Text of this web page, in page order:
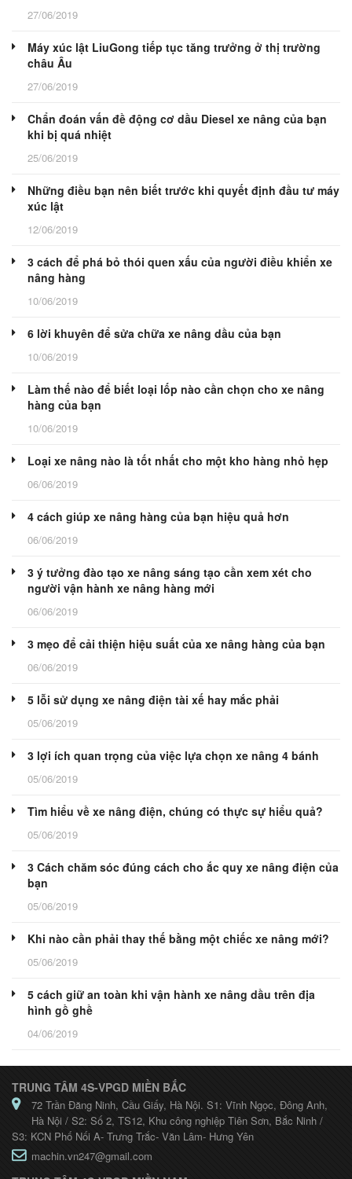
27/06/2019
Máy xúc lật LiuGong tiếp tục tăng trưởng ở thị trường
châu Âu
27/06/2019
Chẩn đoán vấn đề động cơ dầu Diesel xe nâng của bạn
khi bị quá nhiệt
25/06/2019
Những điều bạn nên biết trước khi quyết định đầu tư máy
xúc lật
12/06/2019
3 cách để phá bỏ thói quen xấu của người điều khiển xe
nâng hàng
10/06/2019
6 lời khuyên để sửa chữa xe nâng dầu của bạn
10/06/2019
Làm thế nào để biết loại lốp nào cần chọn cho xe nâng
hàng của bạn
10/06/2019
Loại xe nâng nào là tốt nhất cho một kho hàng nhỏ hẹp
06/06/2019
4 cách giúp xe nâng hàng của bạn hiệu quả hơn
06/06/2019
3 ý tưởng đào tạo xe nâng sáng tạo cần xem xét cho
người vận hành xe nâng hàng mới
06/06/2019
3 mẹo để cải thiện hiệu suất của xe nâng hàng của bạn
06/06/2019
5 lỗi sử dụng xe nâng điện tài xế hay mắc phải
05/06/2019
3 lợi ích quan trọng của việc lựa chọn xe nâng 4 bánh
05/06/2019
Tìm hiểu về xe nâng điện, chúng có thực sự hiểu quả?
05/06/2019
3 Cách chăm sóc đúng cách cho ắc quy xe nâng điện của
bạn
05/06/2019
Khi nào cần phải thay thế bằng một chiếc xe nâng mới?
05/06/2019
5 cách giữ an toàn khi vận hành xe nâng dầu trên địa
hình gồ ghề
04/06/2019
TRUNG TÂM 4S-VPGD MIỀN BẮC
72 Trần Đăng Ninh, Cầu Giấy, Hà Nội. S1: Vĩnh Ngọc, Đông Anh,
Hà Nội / S2: Số 2, TS12, Khu công nghiệp Tiên Sơn, Bắc Ninh /
S3: KCN Phố Nối A- Trưng Trắc- Văn Lâm- Hưng Yên
machin.vn247@gmail.com